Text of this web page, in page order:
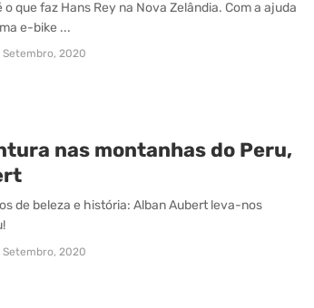
que faz Hans Rey na Nova Zelândia. Com a ajuda
e-bike ...
Setembro, 2020
nas montanhas do Peru,
de beleza e história: Alban Aubert leva-nos
Setembro, 2020